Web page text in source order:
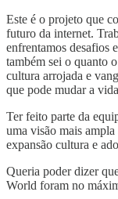
Este é o projeto que
futuro da internet.
enfrentamos desafios
também sei o quanto
cultura arrojada e
que pode mudar a
Ter feito parte da
uma visão mais
expansão cultura e
Queria poder dizer
World foram no